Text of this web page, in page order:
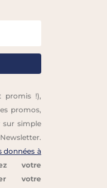
promis !),
promos,
sur simple
données à
votre
votre